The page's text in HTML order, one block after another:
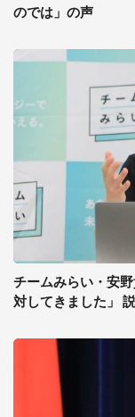
のでは」の声
チームみらい・安
対してきました」